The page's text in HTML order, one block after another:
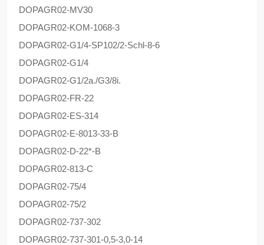
DOPAGR02-MV30
DOPAGR02-KOM-1068-3
DOPAGR02-G1/4-SP102/2-Schl-8-6
DOPAGR02-G1/4
DOPAGR02-G1/2a./G3/8i.
DOPAGR02-FR-22
DOPAGR02-ES-314
DOPAGR02-E-8013-33-B
DOPAGR02-D-22*-B
DOPAGR02-813-C
DOPAGR02-75/4
DOPAGR02-75/2
DOPAGR02-737-302
DOPAGR02-737-301-0,5-3,0-14